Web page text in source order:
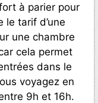
à parier pour
le tarif d’une
une chambre
cela permet
dans le
voyagez en
9h et 16h.